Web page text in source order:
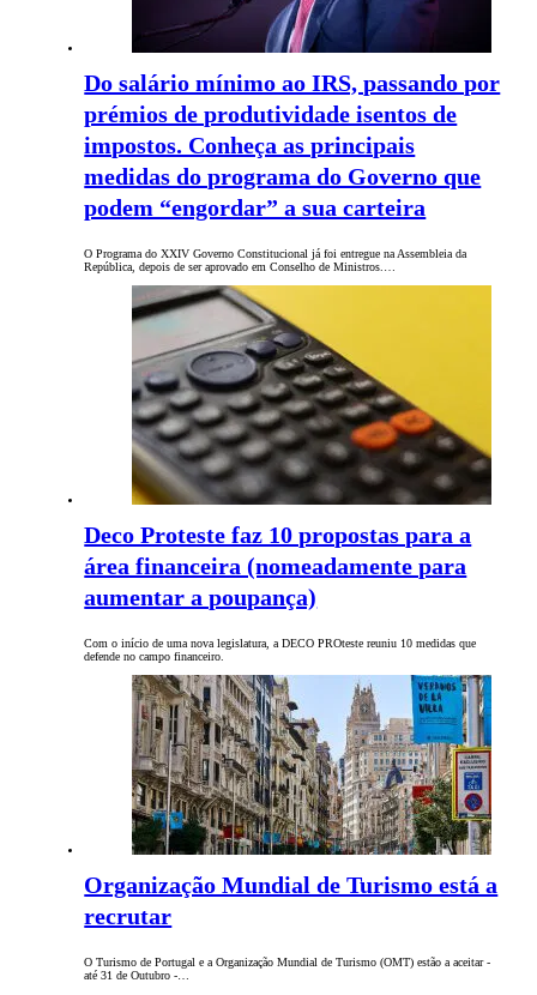
Do salário mínimo ao IRS, passando por
prémios de produtividade isentos de
impostos. Conheça as principais
medidas do programa do Governo que
podem “engordar” a sua carteira
O Programa do XXIV Governo Constitucional já foi entregue na Assembleia da
República, depois de ser aprovado em Conselho de Ministros.…
Deco Proteste faz 10 propostas para a
área financeira (nomeadamente para
aumentar a poupança)
Com o início de uma nova legislatura, a DECO PROteste reuniu 10 medidas que
defende no campo financeiro.
Organização Mundial de Turismo está a
recrutar
O Turismo de Portugal e a Organização Mundial de Turismo (OMT) estão a aceitar -
até 31 de Outubro -…